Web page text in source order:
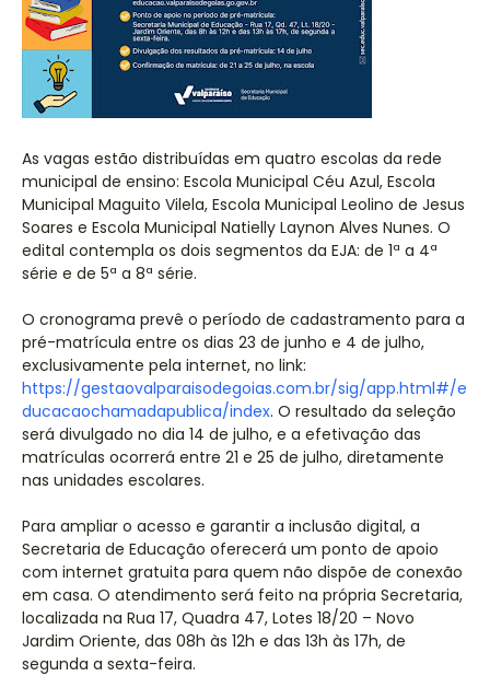
As vagas estão distribuídas em quatro escolas da rede
municipal de ensino: Escola Municipal Céu Azul, Escola
Municipal Maguito Vilela, Escola Municipal Leolino de Jesus
Soares e Escola Municipal Natielly Laynon Alves Nunes. O
edital contempla os dois segmentos da EJA: de 1ª a 4ª
série e de 5ª a 8ª série.
O cronograma prevê o período de cadastramento para a
pré-matrícula entre os dias 23 de junho e 4 de julho,
exclusivamente pela internet, no link:
https://gestaovalparaisodegoias.com.br/sig/app.html#/e
ducacaochamadapublica/index. O resultado da seleção
será divulgado no dia 14 de julho, e a efetivação das
matrículas ocorrerá entre 21 e 25 de julho, diretamente
nas unidades escolares.
Para ampliar o acesso e garantir a inclusão digital, a
Secretaria de Educação oferecerá um ponto de apoio
com internet gratuita para quem não dispõe de conexão
em casa. O atendimento será feito na própria Secretaria,
localizada na Rua 17, Quadra 47, Lotes 18/20 – Novo
Jardim Oriente, das 08h às 12h e das 13h às 17h, de
segunda a sexta-feira.